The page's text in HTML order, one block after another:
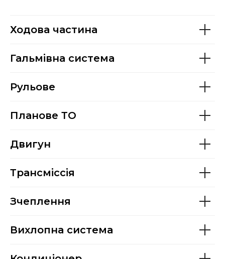
Ходова частина
Гальмівна система
Рульове
Планове ТО
Двигун
Трансміссія
Зчеплення
Вихлопна система